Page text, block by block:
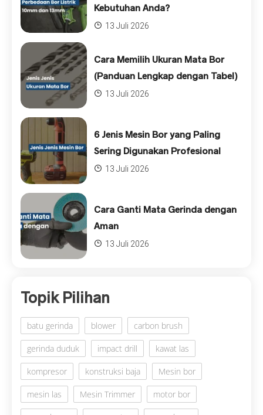
Kebutuhan Anda?
13 Juli 2026
Cara Memilih Ukuran Mata Bor
(Panduan Lengkap dengan Tabel)
13 Juli 2026
6 Jenis Mesin Bor yang Paling
Sering Digunakan Profesional
13 Juli 2026
Cara Ganti Mata Gerinda dengan
Aman
13 Juli 2026
Topik Pilihan
batu gerinda blower carbon brush
gerinda duduk impact drill kawat las
kompresor konstruksi baja Mesin bor
mesin las Mesin Trimmer motor bor